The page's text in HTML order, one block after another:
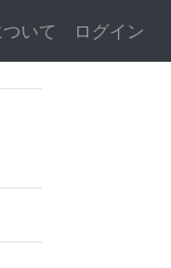
いて ログイン